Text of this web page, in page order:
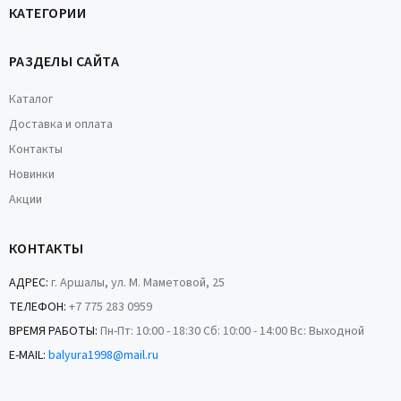
КАТЕГОРИИ
РАЗДЕЛЫ САЙТА
Каталог
Доставка и оплата
Контакты
Новинки
Акции
КОНТАКТЫ
АДРЕС: г. Аршалы, ул. М. Маметовой, 25
ТЕЛЕФОН: +7 775 283 0959
ВРЕМЯ РАБОТЫ: Пн-Пт: 10:00 - 18:30 Сб: 10:00 - 14:00 Вс: Выходной
E-MAIL: balyura1998@mail.ru